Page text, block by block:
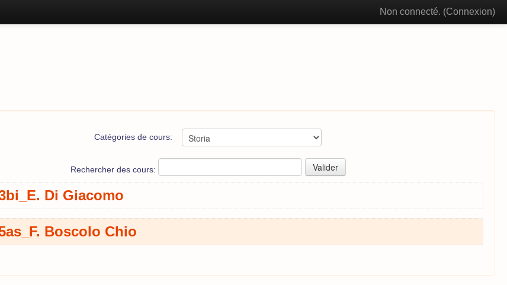
Non connecté. (Connexion)
Catégories de cours:
Rechercher des cours:
Di Giacomo
Boscolo Chio